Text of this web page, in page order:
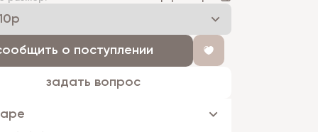
о поступлении
задать вопрос